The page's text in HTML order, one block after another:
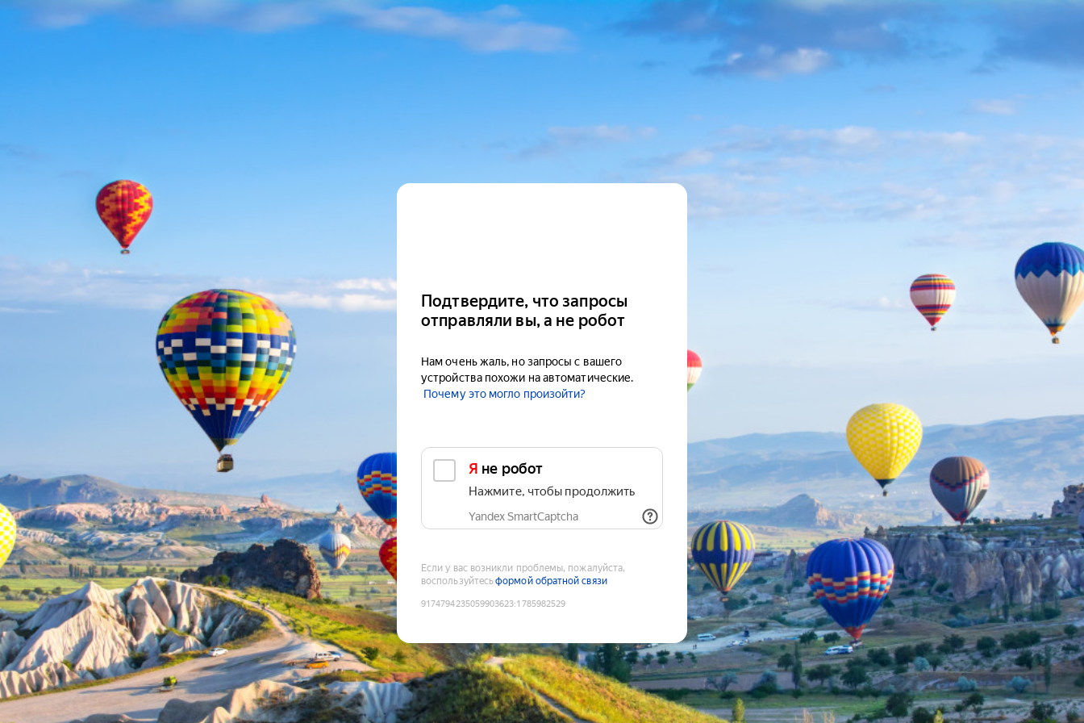
Подтвердите, что запросы
отправляли вы, а не робот
Нам очень жаль, но запросы с вашего
устройства похожи на автоматические.
Почему это могло произойти?
Я не робот
Нажмите, чтобы продолжить
Yandex SmartCaptcha
Если у вас возникли проблемы, пожалуйста,
воспользуйтесьформой обратной связи
9174794235059903623:1785982529